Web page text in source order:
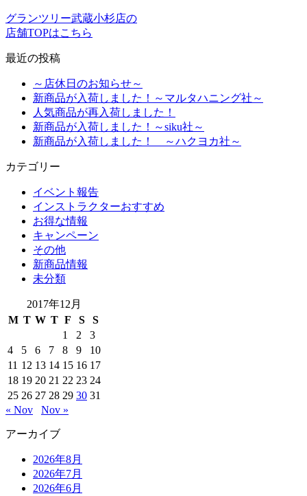
グランツリー武蔵小杉店の
店舗TOPはこちら
最近の投稿
～店休日のお知らせ～
新商品が入荷しました！～マルタハニング社～
人気商品が再入荷しました！
新商品が入荷しました！～siku社～
新商品が入荷しました！ ～ハクヨカ社～
カテゴリー
イベント報告
インストラクターおすすめ
お得な情報
キャンペーン
その他
新商品情報
未分類
2017年12月
M T W T F S
S
1
2
3
4
5 6 7 8 9
10
11 12 13 14 15 16 17
18 19 20 21 22 23 24
25 26 27 28 29 30 31
« Nov
Nov »
アーカイブ
2026年8月
2026年7月
2026年6月